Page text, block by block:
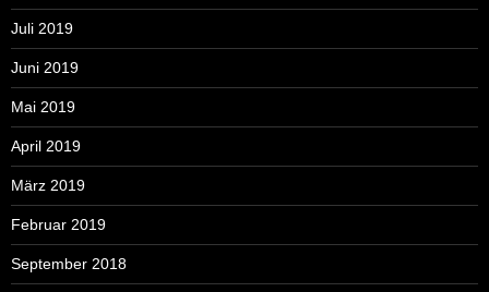
Juli 2019
Juni 2019
Mai 2019
April 2019
März 2019
Februar 2019
September 2018